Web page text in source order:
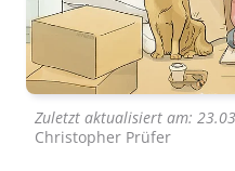
Zuletzt aktualisiert am:
Christopher Prüfer